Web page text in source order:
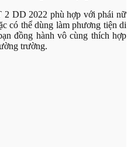
DD 2022 phù hợp với phái nữ
có thể dùng làm phương tiện di
đồng hành vô cùng thích hợp
trường.